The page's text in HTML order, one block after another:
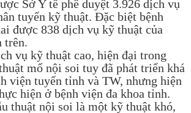
Sở Y tế phê duyệt 3.926 dịch vụ
tuyến kỹ thuật. Đặc biệt bệnh
được 838 dịch vụ kỹ thuật của
trên.
vụ kỹ thuật cao, hiện đại trong
mổ nội soi tuy đã phát triển khá
viện tuyến tỉnh và TW, nhưng hiện
hiện ở bệnh viện đa khoa tỉnh.
thuật nội soi là một kỹ thuật khó,